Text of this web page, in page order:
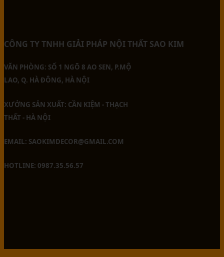
CÔNG TY TNHH GIẢI PHÁP NỘI THẤT SAO KIM
VĂN PHÒNG: SỐ 1 NGÕ 8 AO SEN, P.MỘ
LAO, Q. HÀ ĐÔNG, HÀ NỘI
XƯỞNG SẢN XUẤT: CẦN KIỆM - THẠCH
THẤT - HÀ NỘI
EMAIL: SAOKIMDECOR@GMAIL.COM
HOTLINE: 0987.35.56.57